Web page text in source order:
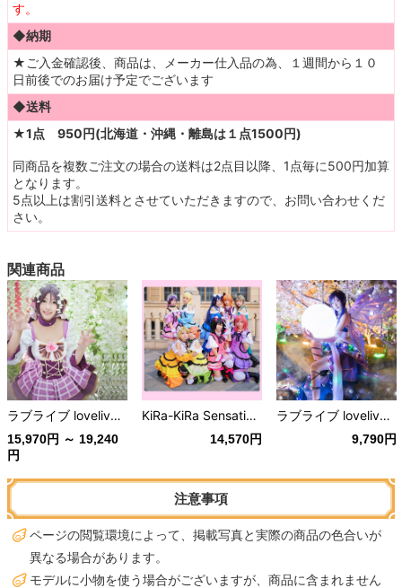
す。
◆納期
★ご入金確認後、商品は、メーカー仕入品の為、１週間から１０
日前後でのお届け予定でございます
◆送料
★1点 950円(北海道・沖縄・離島は１点1500円)
同商品を複数ご注文の場合の送料は2点目以降、1点毎に500円加算
となります。
5点以上は割引送料とさせていただきますので、お問い合わせくだ
さい。
関連商品
ラブライブ lovelive フラワーブーケ編 全員 覚醒
15,970円 ～ 19,240
円
KiRa-KiRa Sensation! Love Live! ラブライブ! μ's 全員
14,570円
ラブライブ lovelive 妖精編 覚醒 μ's 全員
9,790円
注意事項
ページの閲覧環境によって、掲載写真と実際の商品の色合いが
異なる場合があります。
モデルに小物を使う場合がございますが、商品に含まれません